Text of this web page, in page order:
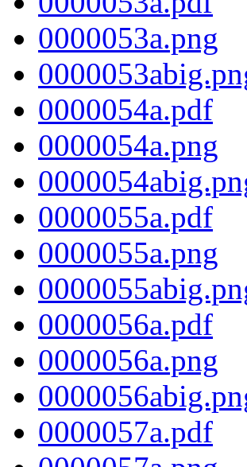
0000053a.png
0000054a.pdf
0000054a.png
0000055a.pdf
0000055a.png
0000056a.pdf
0000056a.png
0000057a.pdf